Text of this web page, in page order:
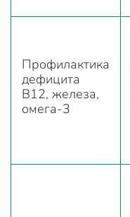
Профилактика
дефицита
B12, железа,
омега-3